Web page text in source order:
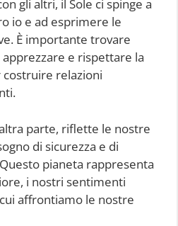
gli altri, il Sole ci spinge a
io e ad esprimere le
È importante trovare
e rispettare la
relazioni
parte, riflette le nostre
di sicurezza e di
pianeta rappresenta
i nostri sentimenti
affrontiamo le nostre